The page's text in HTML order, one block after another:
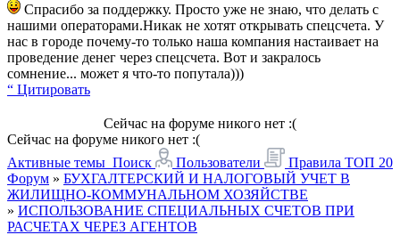
Спрасибо за поддержку. Просто уже не знаю, что делать с
нашими операторами.Никак не хотят открывать спецсчета. У
нас в городе почему-то только наша компания настаивает на
проведение денег через спецсчета. Вот и закралось
сомнение... может я что-то попутала)))
“ Цитировать
Сейчас на форуме никого нет :(
Сейчас на форуме никого нет :(
Активные темы Поиск Пользователи Правила ТОП 20
Форум » БУХГАЛТЕРСКИЙ И НАЛОГОВЫЙ УЧЕТ В
ЖИЛИЩНО-КОММУНАЛЬНОМ ХОЗЯЙСТВЕ
» ИСПОЛЬЗОВАНИЕ СПЕЦИАЛЬНЫХ СЧЕТОВ ПРИ
РАСЧЕТАХ ЧЕРЕЗ АГЕНТОВ